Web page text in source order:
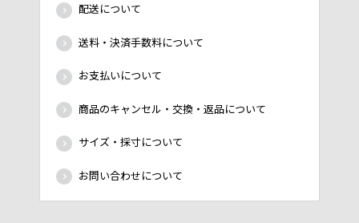
配送について
送料・決済手数料について
お支払いについて
商品のキャンセル・交換・返品について
サイズ・採寸について
お問い合わせについて